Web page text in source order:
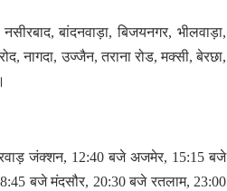
बांदनवाड़ा, बिजयनगर, भीलवाड़ा,
नागदा, उज्जैन, तराना रोड, मक्सी, बेरछा,
जंक्शन, 12:40 बजे अजमेर, 15:15 बजे
बजे मंदसौर, 20:30 बजे रतलाम, 23:00